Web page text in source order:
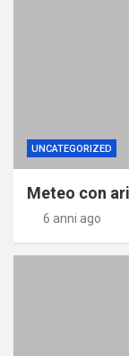
UNCATEGORIZED
Meteo con
6 anni ago